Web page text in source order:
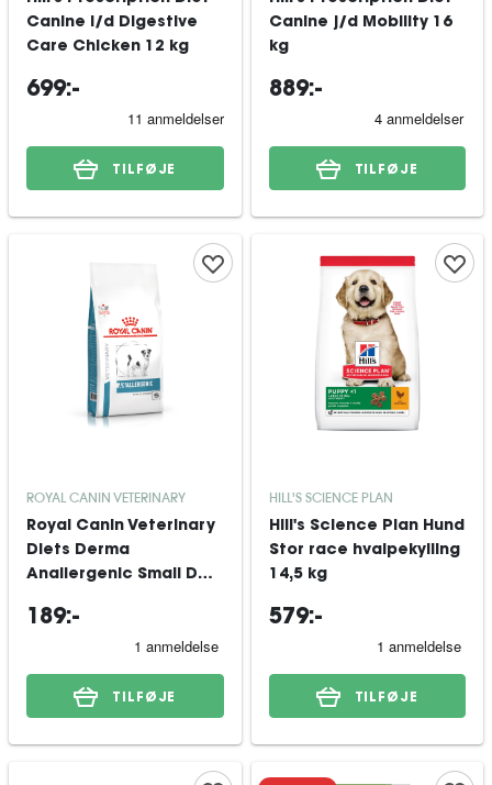
Canine i/d Digestive
Care Chicken 12 kg
699:-
TILFØJE
Canine j/d Mobility 16
kg
889:-
TILFØJE
ROYAL CANIN VETERINARY
Royal Canin Veterinary
Diets Derma
Anallergenic Small Dog
189:-
TILFØJE
HILL'S SCIENCE PLAN
Hill's Science Plan Hund
Stor race hvalpekylling
14,5 kg
579:-
TILFØJE